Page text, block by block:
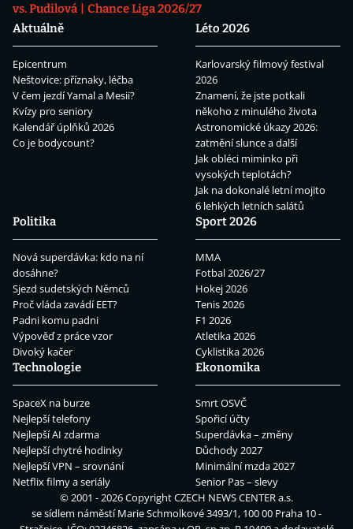
vs. Pudilová
Chance Liga 2026/27
Aktuálně
Epicentrum
Neštovice: příznaky, léčba
V čem jezdí Yamal a Mesii?
Kvízy pro seniory
Kalendář úplňků 2026
Co je bodycount?
Léto 2026
Karlovarský filmový festival
2026
Znamení, že jste potkali
někoho z minulého života
Astronomické úkazy 2026:
zatmění slunce a další
Jak obléci miminko při
vysokých teplotách?
Jak na dokonalé letní mojito
6 lehkých letních salátů
Politika
Nová superdávka: kdo na ní
dosáhne?
Sjezd sudetských Němců
Proč vláda zavádí EET?
Padni komu padni
Výpověď z práce vzor
Divoký kačer
Sport 2026
MMA
Fotbal 2026/27
Hokej 2026
Tenis 2026
F1 2026
Atletika 2026
Cyklistika 2026
Technologie
SpaceX na burze
Nejlepší telefony
Nejlepší AI zdarma
Nejlepší chytré hodinky
Nejlepší VPN – srovnání
Netflix filmy a seriály
Ekonomika
Smrt OSVČ
Spořicí účty
Superdávka – změny
Důchody 2027
Minimální mzda 2027
Senior Pas – slevy
© 2001 - 2026 CopyrightCZECH NEWS CENTER a.s.
se sídlem náměstí Marie Schmolkové 3493/1, 100 00 Praha 10 -